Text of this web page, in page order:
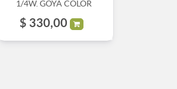
1/4W. GOYA COLOR
$ 330,00